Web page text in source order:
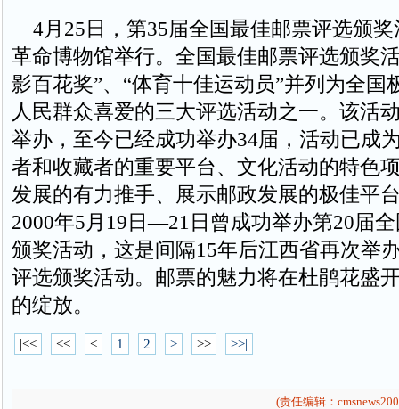
4月25日，第35届全国最佳邮票评选颁奖
革命博物馆举行。全国最佳邮票评选颁奖
影百花奖”、“体育十佳运动员”并列为全国
人民群众喜爱的三大评选活动之一。该活
举办，至今已经成功举办34届，活动已成
者和收藏者的重要平台、文化活动的特色
发展的有力推手、展示邮政发展的极佳平
2000年5月19日—21日曾成功举办第20届
颁奖活动，这是间隔15年后江西省再次举
评选颁奖活动。邮票的魅力将在杜鹃花盛
的绽放。
|<< << < 1 2 > >> >>|
(责任编辑：